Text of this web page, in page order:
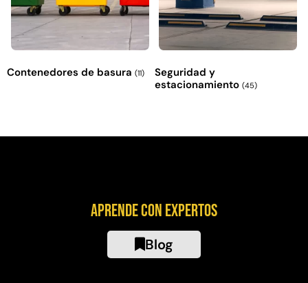
Contenedores de basura (11)
Seguridad y
estacionamiento (45)
Aprende con expertos
Blog